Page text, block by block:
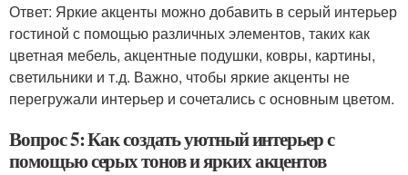
Ответ: Яркие акценты можно добавить в серый интерьер
гостиной с помощью различных элементов, таких как
цветная мебель, акцентные подушки, ковры, картины,
светильники и т.д. Важно, чтобы яркие акценты не
перегружали интерьер и сочетались с основным цветом.
Вопрос 5: Как создать уютный интерьер с
помощью серых тонов и ярких акцентов